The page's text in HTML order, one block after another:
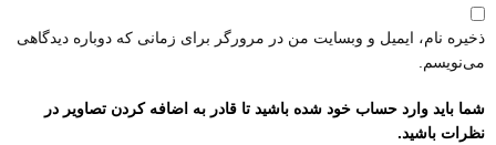
ذخیره نام، ایمیل و وبسایت من در مرورگر برای زمانی که دوباره دیدگاهی
می‌نویسم.
شما باید وارد حساب خود شده باشید تا قادر به اضافه کردن تصاویر در
نظرات باشید.